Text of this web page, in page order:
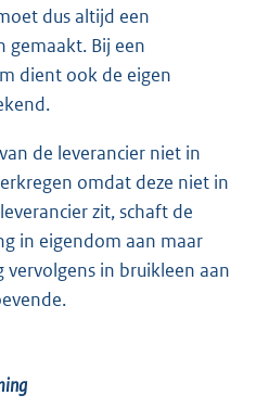
dus altijd een
gemaakt. Bij een
dient ook de eigen
de leverancier niet in
omdat deze niet in
zit, schaft de
in eigendom aan maar
in bruikleen aan